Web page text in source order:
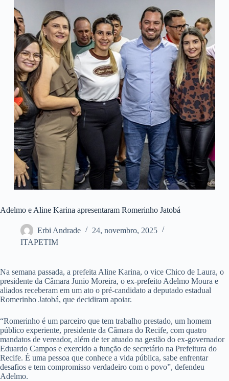
Adelmo e Aline Karina apresentaram Romerinho Jatobá
Erbi Andrade
24, novembro, 2025
ITAPETIM
Na semana passada, a prefeita Aline Karina, o vice Chico de Laura, o
presidente da Câmara Junio Moreira, o ex-prefeito Adelmo Moura e
aliados receberam em um ato o pré-candidato a deputado estadual
Romerinho Jatobá, que decidiram apoiar.
“Romerinho é um parceiro que tem trabalho prestado, um homem
público experiente, presidente da Câmara do Recife, com quatro
mandatos de vereador, além de ter atuado na gestão do ex-governador
Eduardo Campos e exercido a função de secretário na Prefeitura do
Recife. É uma pessoa que conhece a vida pública, sabe enfrentar
desafios e tem compromisso verdadeiro com o povo”, defendeu
Adelmo.